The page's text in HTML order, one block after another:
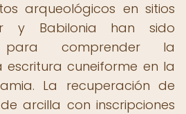
arqueológicos en sitios
y Babilonia han sido
para comprender la
cuneiforme en la
La recuperación de
arcilla con inscripciones